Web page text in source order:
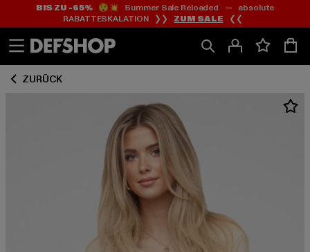
Zum
Inhalt
springen
Zum
Fußzeile
springen
BIS ZU -65%😲💥 Summer Sale Reloaded — absolute
RABATTESKALATION ❯❯ ZUM SALE ❮❮
ZURÜCK